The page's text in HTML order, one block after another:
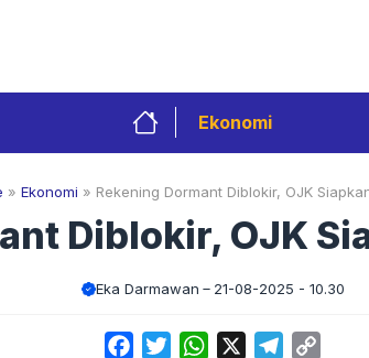
Ekonomi
» Ekonomi » Rekening Dormant Diblokir, OJK
Diblokir, OJK
Eka Darmawan 21-08-2025 - 10.30
FacebookTwitterWhatsApp Telegram